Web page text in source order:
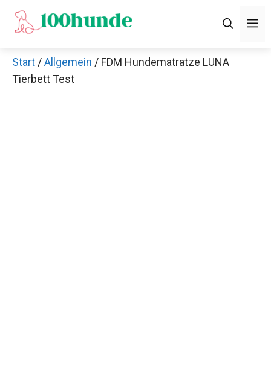
Zum
Inhalt
Start /Allgemein / FDM Hundematratze LUNA
Tierbett Test